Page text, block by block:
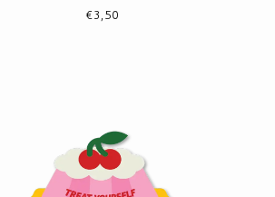
€3,50